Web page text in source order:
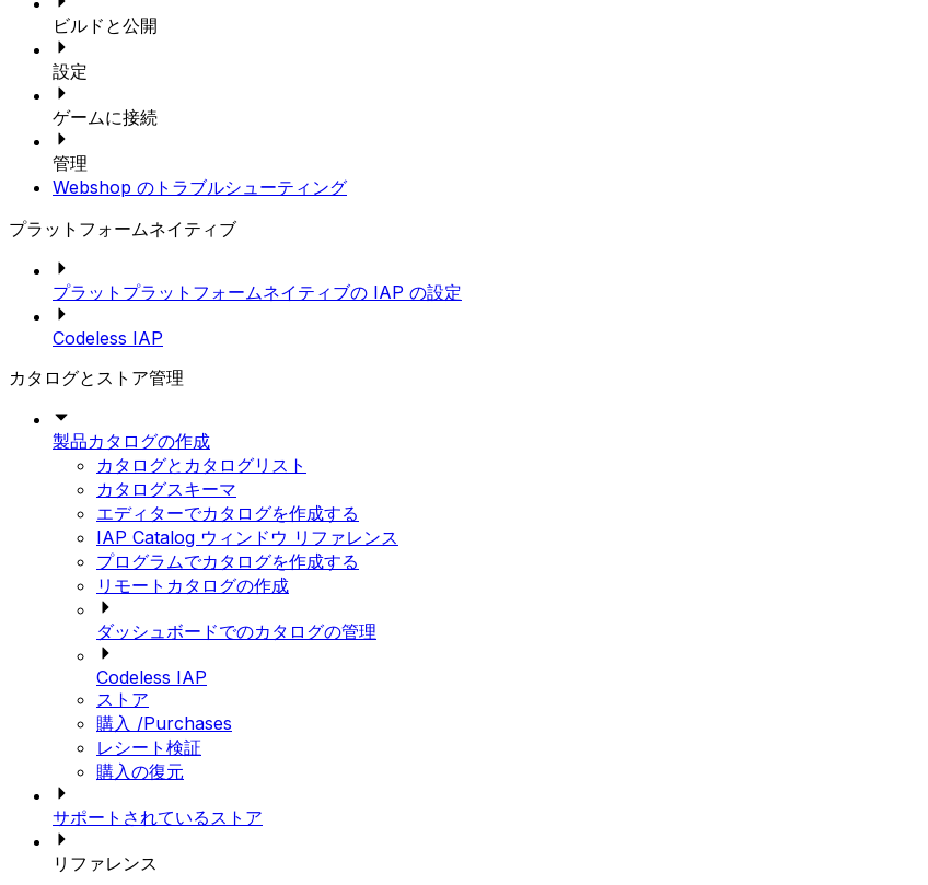
ビルドと公開
設定
ゲームに接続
管理
Webshop のトラブルシューティング
プラットフォームネイティブ
プラットプラットフォームネイティブの IAP の設定
Codeless IAP
カタログとストア管理
製品カタログの作成
カタログとカタログリスト
カタログスキーマ
エディターでカタログを作成する
IAP Catalog ウィンドウ リファレンス
プログラムでカタログを作成する
リモートカタログの作成
ダッシュボードでのカタログの管理
Codeless IAP
ストア
購入 /Purchases
レシート検証
購入の復元
サポートされているストア
リファレンス